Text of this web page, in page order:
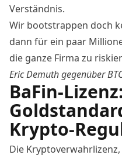
Verständnis.
Wir bootstrappen doch
dann für ein paar
die ganze Firma zu
Eric Demuth gegenüber
BaFin-
Krypto-
Die